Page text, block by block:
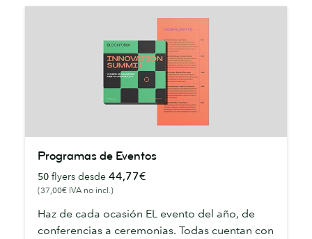
Eventos
Programas de Eventos
50 flyers desde 44,77€
(37,00€ IVA no incl.)
Haz de cada ocasión EL evento del año, de
conferencias a ceremonias. Todas cuentan con